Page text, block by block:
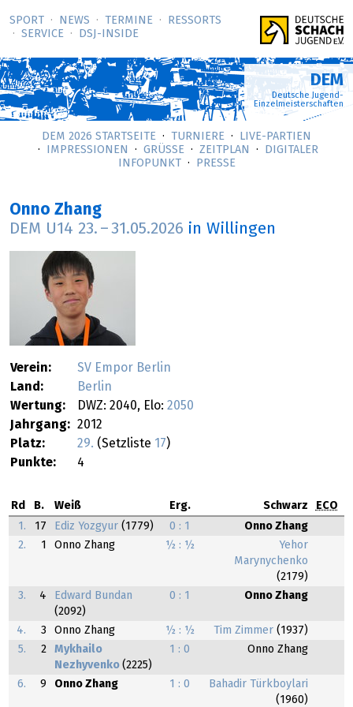
SPORT NEWS TERMINE
RESSORTS
SERVICE
DSJ-­INSIDE
DEM
Deutsche Jugend-
Einzelmeisterschaften
DEM 2026 STARTSEITE TURNIERE
LIVE-PARTIEN
IMPRESSIONEN
GRÜSSE ZEITPLAN
DIGITALER
INFOPUNKT
PRESSE
Onno Zhang
DEM U14 23. – 31.05.2026 in Willingen
Verein:
SV Empor Berlin
Land:
Berlin
Wertung:
DWZ: 2040, Elo: 2050
Jahrgang: 2012
Platz:
29. (Setzliste 17)
Punkte:
4
Rd B. Weiß Erg. Schwarz
ECO
1.
17 Ediz Yozgyur (1779) 0 : 1
Onno Zhang
2.
1 Onno Zhang ½ : ½
Yehor
Marynychenko
(2179)
3.
4
Edward Bundan
(2092)
0 : 1 Onno Zhang
4. 3 Onno Zhang ½ : ½ Tim Zimmer (1937)
5.
2
Mykhailo
Nezhyvenko (2225)
1 : 0 Onno Zhang
6. 9 Onno Zhang 1 : 0
Bahadir Türkboylari
(1960)